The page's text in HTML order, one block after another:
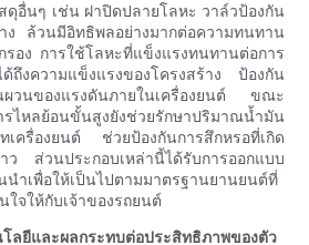
ดุอื่นๆ เช่น ฝาปิดปลายโลหะ วาล์วป้องกัน
ง ล้วนมีอิทธิพลอย่างมากต่อความทนทาน
รอง การใช้โลหะที่แข็งแรงทนทานต่อการ
ถึงความแข็งแรงของโครงสร้าง ป้องกัน
ผวนของแรงดันภายในเครื่องยนต์ ขณะ
ไหลย้อนขั้นสูงยังช่วยรักษาปริมาณน้ำมัน
เครื่องยนต์ ช่วยป้องกันการสึกหรอที่เกิด
ว ส่วนประกอบเหล่านี้ได้รับการออกแบบ
ำเพื่อให้เป็นไปตามมาตรฐานยานยนต์ที่
จให้กับเจ้าของรถยนต์
ลยีและผลกระทบต่อประสิทธิภาพของตัว